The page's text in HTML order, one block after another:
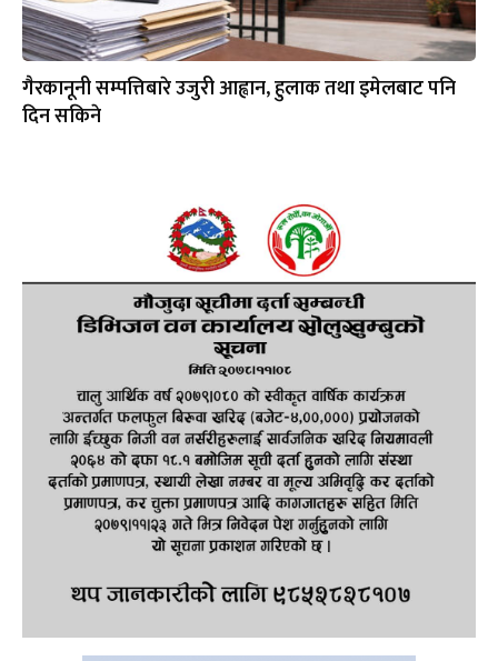
गैरकानूनी सम्पत्तिबारे उजुरी आह्वान, हुलाक तथा इमेलबाट पनि
दिन सकिने